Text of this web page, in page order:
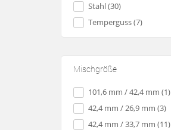
Stahl (30)
Temperguss (7)
Mischgröße
101,6 mm / 42,4 mm (1)
42,4 mm / 26,9 mm (3)
42,4 mm / 33,7 mm (11)